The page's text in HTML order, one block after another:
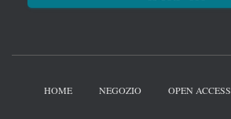
HOME NEGOZIO OPEN ACCESS